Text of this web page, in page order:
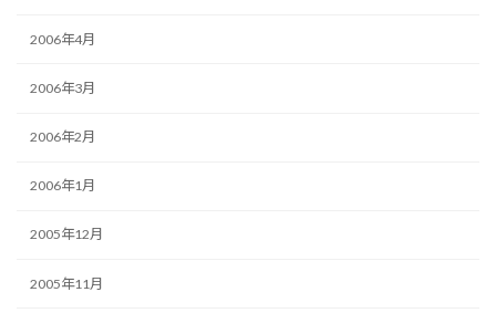
2006年4月
2006年3月
2006年2月
2006年1月
2005年12月
2005年11月